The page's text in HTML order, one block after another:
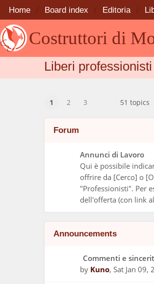
Costruttori di
Home Board index Editoria
Liberi professionisti
1 2 3 51 topics
Forum
Annunci di Lavoro
Qui è possibile
offrire da [Cerco] o
"Professionisti". Per
dell'offerta (con link
Announcements
Commenti e
by Kuno, Sat Jan 09,